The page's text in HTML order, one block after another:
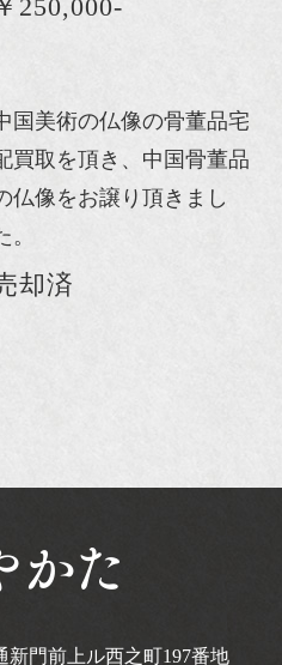
250,000-
国美術の仏像の骨董品宅
買取を頂き、中国骨董品
仏像をお譲り頂きまし
。
却済
新門前上ル西之町197番地